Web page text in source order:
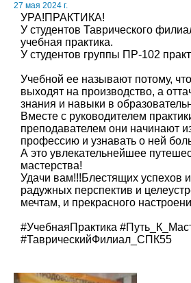
27 мая 2024 г.
УРА!ПРАКТИКА!
У студентов Таврического
учебная практика.
У студентов группы ПР-102
Учебной ее называют потому,
выходят на производство, а
знания и навыки в
Вместе с руководителем
преподавателем они начинают
профессию и узнавать о ней
А это увлекательнейшее
мастерства!
Удачи вам!!!Блестящих успехов
радужных перспектив и
мечтам, и прекрасного
#УчебнаяПрактика
#ТаврическийФилиал_СПК55